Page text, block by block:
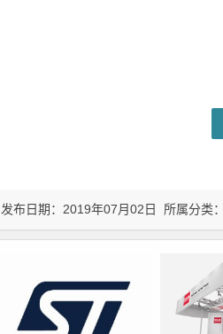
发布日期：2019年07月02日 所属分类：